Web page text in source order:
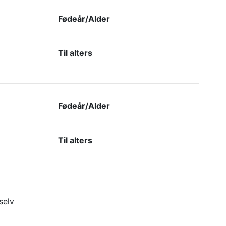
Fødeår/Alder
Til alters
Fødeår/Alder
Til alters